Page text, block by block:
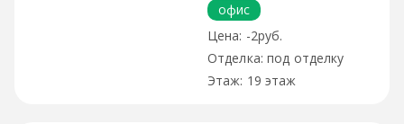
офис
-2руб.
под отделку
19 этаж